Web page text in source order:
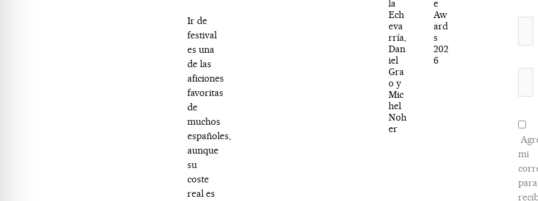
Ir de
festival
es una
de las
aficiones
favoritas
de
muchos
españoles,
aunque
su
coste
real es
la
Ech
eva
rría,
Dan
iel
Gra
o y
Mic
hel
Noh
er
e
Aw
ard
s
202
6
mi
para